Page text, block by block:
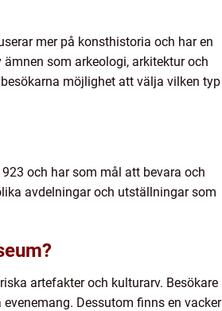
mer på konsthistoria och har en
som arkeologi, arkitektur och
möjlighet att välja vilken typ
och har som mål att bevara och
avdelningar och utställningar som
artefakter och kulturarv. Besökare
Dessutom finns en vacker